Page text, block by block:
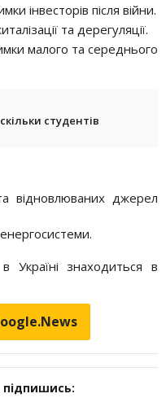
інвесторів після війни.
та дерегуляції.
малого та середнього
студентів
відновлюваних джерел
знаходиться в
підпишись: